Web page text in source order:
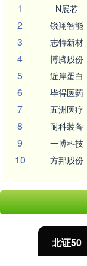
1
N展芯
2 锐翔智能
3 志特新材
4 博腾股份
5 近岸蛋白
6 毕得医药
7 五洲医疗
8 耐科装备
9 一博科技
10 方邦股份
北证50